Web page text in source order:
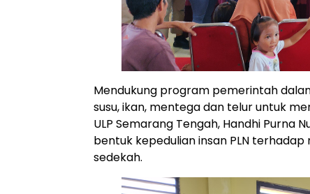
Mendukung program pemerintah
susu, ikan, mentega dan telur untuk
ULP Semarang Tengah, Handhi
bentuk kepedulian insan PLN
sedekah.